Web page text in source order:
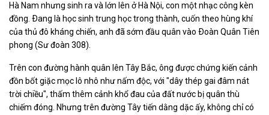
Hà Nam nhưng sinh ra và lớn lên ở Hà Nội, con một nhạc công kèn
đồng. Ðang là học sinh trung học trong thành, cuốn theo hùng khí
của thủ đô kháng chiến, anh đã sớm đầu quân vào Ðoàn Quân Tiên
phong (Sư đoàn 308).
Trên con đường hành quân lên Tây Bắc, ông được chứng kiến cảnh
đồn bốt giặc mọc lô nhô như nấm độc, với "dây thép gai đâm nát
trời chiều", thấm thêm cảnh khổ đau của đất nước bị quân thù
chiếm đóng. Nhưng trên đường Tây tiến dằng dặc ấy, không chỉ có